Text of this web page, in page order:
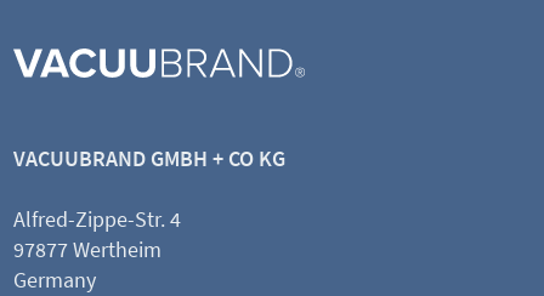
VACUUBRAND GMBH + CO KG
Alfred-Zippe-Str. 4
97877 Wertheim
Germany